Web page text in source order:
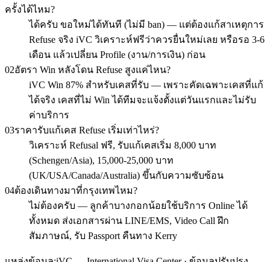
ครั้งได้ไหม?
ได้ครับ ขอใหม่ได้ทันที (ไม่มี ban) — แต่ต้องแก้สาเหตุการ
Refuse จริง iVC วิเคราะห์ฟรีว่าควรยื่นใหม่เลย หรือรอ 3-6
เดือน แล้วเปลี่ยน Profile (งาน/การเงิน) ก่อน
02อัตรา Win หลังโดน Refuse สูงแค่ไหน?
iVC Win 87% สำหรับเคสที่รับ — เพราะคัดเฉพาะเคสที่แก้
ได้จริง เคสที่ไม่ Win ได้ทีมจะแจ้งตั้งแต่วันแรกและไม่รับ
ค่าบริการ
03ราคารับแก้เคส Refuse เริ่มเท่าไหร่?
วิเคราะห์ Refusal ฟรี, รับแก้เคสเริ่ม 8,000 บาท
(Schengen/Asia), 15,000-25,000 บาท
(UK/USA/Canada/Australia) ขึ้นกับความซับซ้อน
04ต้องเดินทางมาที่กรุงเทพไหม?
ไม่ต้องครับ — ลูกค้าบางกอกน้อยใช้บริการ Online ได้
ทั้งหมด ส่งเอกสารผ่าน LINE/EMS, Video Call ฝึก
สัมภาษณ์, รับ Passport คืนทาง Kerry